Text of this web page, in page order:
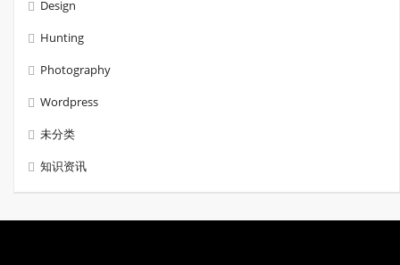
Design
Hunting
Photography
Wordpress
未分类
知识资讯